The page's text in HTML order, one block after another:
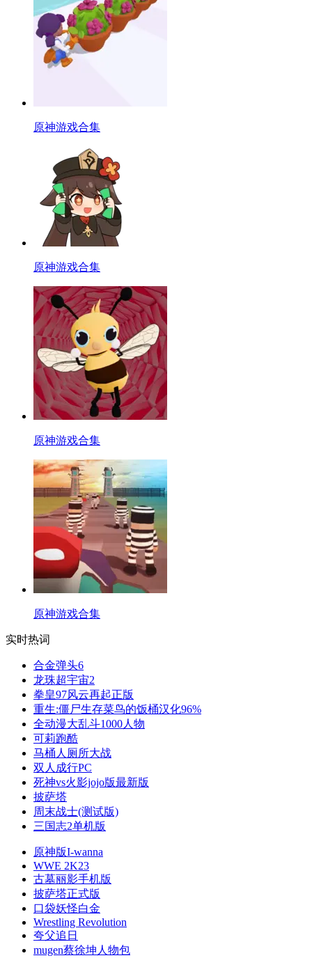
原神游戏合集
原神游戏合集
原神游戏合集
原神游戏合集
实时热词
合金弹头6
龙珠超宇宙2
拳皇97风云再起正版
重生:僵尸生存菜鸟的饭桶汉化96%
全动漫大乱斗1000人物
可莉跑酷
马桶人厕所大战
双人成行PC
死神vs火影jojo版最新版
披萨塔
周末战士(测试版)
三国志2单机版
原神版I-wanna
WWE 2K23
古墓丽影手机版
披萨塔正式版
口袋妖怪白金
Wrestling Revolution
夸父追日
mugen蔡徐坤人物包